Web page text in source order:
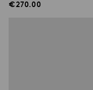
Preis
Verkaufspreis
€270.00